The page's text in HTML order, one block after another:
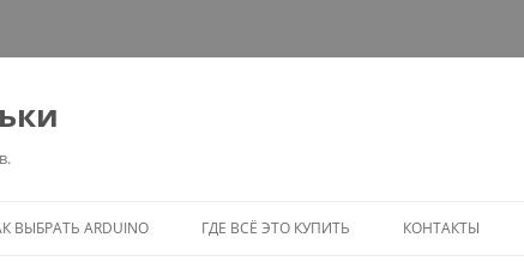
к
ВЫБРАТЬ ARDUINO ГДЕ ВСЁ ЭТО КУПИТЬ КОНТАКТЫ